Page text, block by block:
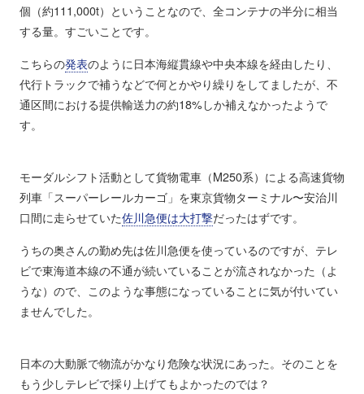
個（約111,000t）ということなので、全コンテナの半分に相当
する量。すごいことです。
こちらの発表のように日本海縦貫線や中央本線を経由したり、
代行トラックで補うなどで何とかやり繰りをしてましたが、不
通区間における提供輸送力の約18%しか補えなかったようで
す。
モーダルシフト活動として貨物電車（M250系）による高速貨物
列車「スーパーレールカーゴ」を東京貨物ターミナル〜安治川
口間に走らせていた佐川急便は大打撃だったはずです。
うちの奥さんの勤め先は佐川急便を使っているのですが、テレ
ビで東海道本線の不通が続いていることが流されなかった（よ
うな）ので、このような事態になっていることに気が付いてい
ませんでした。
日本の大動脈で物流がかなり危険な状況にあった。そのことを
もう少しテレビで採り上げてもよかったのでは？